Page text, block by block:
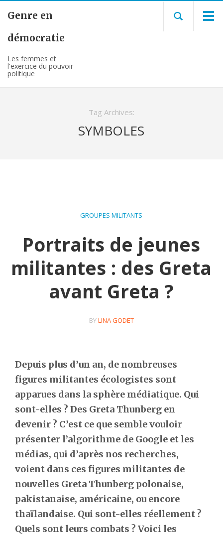
Genre en
démocratie
Les femmes et
l'exercice du pouvoir
politique
Tag Archives:
SYMBOLES
GROUPES MILITANTS
Portraits de jeunes
militantes : des Greta
avant Greta ?
BYLINA GODET
Depuis plus d’un an, de nombreuses
figures militantes écologistes sont
apparues dans la sphère médiatique. Qui
sont-elles ? Des Greta Thunberg en
devenir ? C’est ce que semble vouloir
présenter l’algorithme de Google et les
médias, qui d’après nos recherches,
voient dans ces figures militantes de
nouvelles Greta Thunberg polonaise,
pakistanaise, américaine, ou encore
thaïlandaise. Qui sont-elles réellement ?
Quels sont leurs combats ? Voici les